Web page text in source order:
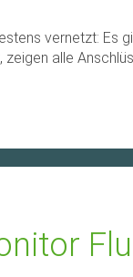
vernetzt: Es
alle